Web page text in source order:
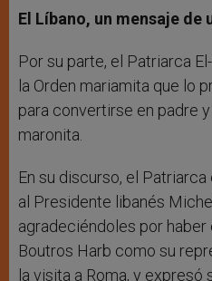
El Líbano, un mensaje de
Por su parte, el Patriarca
la Orden mariamita que lo
para convertirse en padre
maronita.
En su discurso, el
al Presidente libanés
agradeciéndoles por haber
Boutros Harb como su
la visita a Roma, y expresó